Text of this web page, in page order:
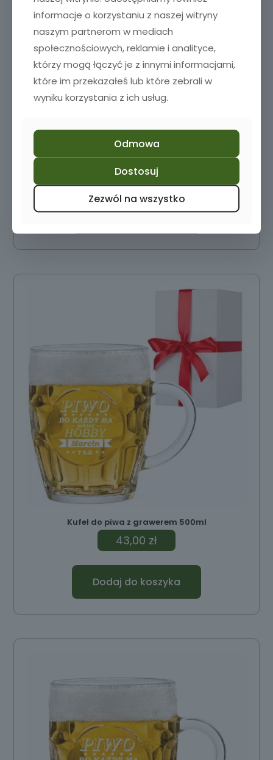
Kufel do piwa z grawerem
45,00zł
Dodaj do koszyka
Kufel do piwa z grawerem 500ml
43,00 zł
Dodaj do koszyka
informacje o korzystaniu z naszej witryny
naszym partnerom w mediach
społecznościowych, reklamie i analityce,
którzy mogą łączyć je z innymi informacjami,
które im przekazałeś lub które zebrali w
wyniku korzystania z ich usług.
Odmowa
Dostosuj
Zezwól na wszystko